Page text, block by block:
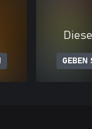
GEBEN